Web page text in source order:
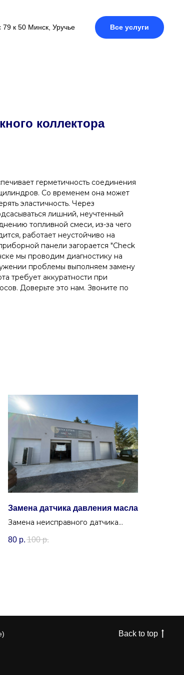
к 50 Минск, Уручье Все услуги
коллектора
герметичность соединения
Со временем она может
эластичность. Через
лишний, неучтенный
топливной смеси, из-за чего
работает неустойчиво на
панели загорается "Check
мы проводим диагностику на
проблемы выполняем замену
требует аккуратности при
Доверьте это нам. Звоните по
Замена датчика давления масла
Замена неисправного датчика
контроля состояния двигателя.
80 р. 100 р.
Back to top